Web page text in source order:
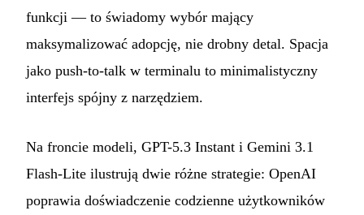
funkcji — to świadomy wybór mający
maksymalizować adopcję, nie drobny detal. Spacja
jako push-to-talk w terminalu to minimalistyczny
interfejs spójny z narzędziem.
Na froncie modeli, GPT-5.3 Instant i Gemini 3.1
Flash-Lite ilustrują dwie różne strategie: OpenAI
poprawia doświadczenie codzienne użytkowników